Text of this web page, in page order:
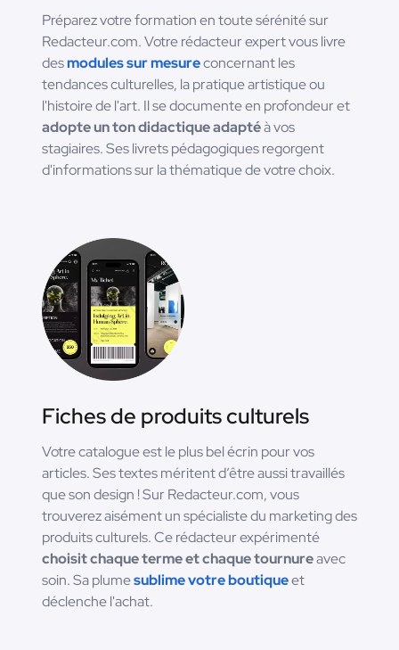
Préparez votre formation en toute sérénité sur
Redacteur.com. Votre rédacteur expert vous livre
desmodules sur mesureconcernant les
tendances culturelles, la pratique artistique ou
l'histoire de l'art. Il se documente en profondeur et
adopte un ton didactique adaptéà vos
stagiaires. Ses livrets pédagogiques regorgent
d'informations sur la thématique de votre choix.
Fiches de produits culturels
Votre catalogue est le plus bel écrin pour vos
articles. Ses textes méritent d’être aussi travaillés
que son design ! Sur Redacteur.com, vous
trouverez aisément un spécialiste du marketing des
produits culturels. Ce rédacteur expérimenté
choisit chaque terme et chaque tournureavec
soin. Sa plumesublime votre boutiqueet
déclenche l'achat.